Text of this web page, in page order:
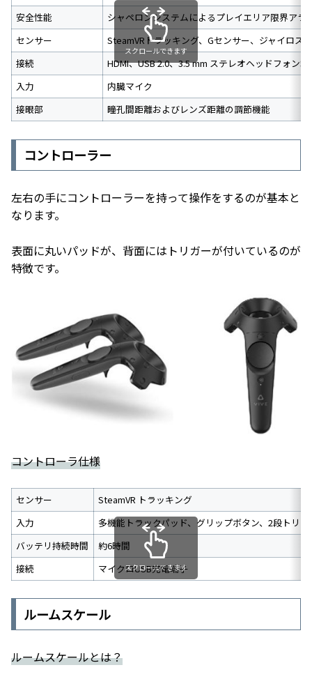
安全性能
シャペロンシステムによるプレイエリア限界アラ
センサー
SteamVRトラッキング、Gセンサー、ジャイロス
接続
HDMI、USB 2.0、3.5 mm ステレオヘッドフォン
入力
内臓マイク
接眼部
瞳孔間距離およびレンズ距離の調節機能
スクロールできます
コントローラー
左右の手にコントローラーを持って操作をするのが基本と
なります。
表面に丸いパッドが、背面にはトリガーが付いているのが
特徴です。
コントローラ仕様
センサー
SteamVR トラッキング
入力
多機能トラックパッド、グリップボタン、2段トリ
バッテリ持続時間
約6時間
接続
マイクロUSB充電端子
スクロールできます
ルームスケール
ルームスケールとは？